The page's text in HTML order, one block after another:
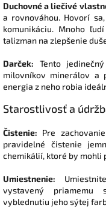
Duchovné a liečivé
a rovnováhou. Hovorí
komunikáciu. Mnoho
talizman na zlepšenie
Darček:
Tento
milovníkov minerálov a
energia z neho robia
Starostlivosť a
Čistenie: Pre
pravidelné čistenie
chemikálií, ktoré by mohli
Umiestnenie:
vystavený priamemu
vyblednutiu jeho sýtej